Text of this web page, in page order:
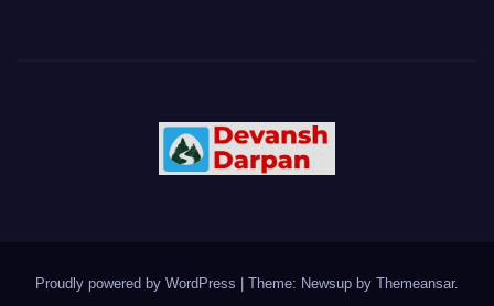
Proudly powered by WordPress Theme: Newsup by Themeansar.